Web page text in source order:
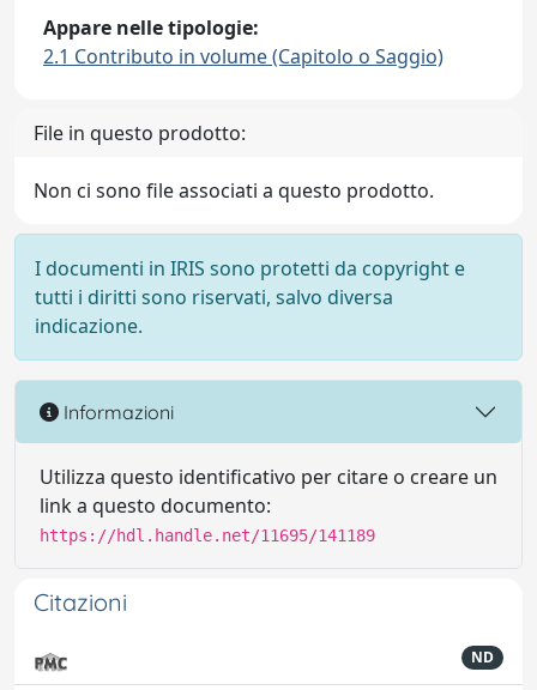
Appare nelle tipologie:
2.1 Contributo in volume (Capitolo o Saggio)
File in questo prodotto:
Non ci sono file associati a questo prodotto.
I documenti in IRIS sono protetti da copyright e
tutti i diritti sono riservati, salvo diversa
indicazione.
Informazioni
Utilizza questo identificativo per citare o creare un
link a questo documento:
https://hdl.handle.net/11695/141189
Citazioni
ND